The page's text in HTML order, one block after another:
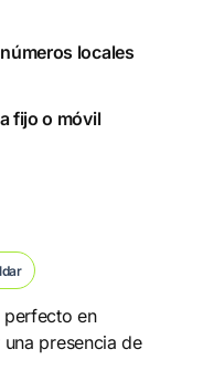
locales
fijo o móvil
perfecto en
presencia de